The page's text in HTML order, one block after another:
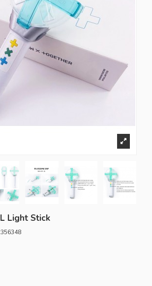
Light Stick